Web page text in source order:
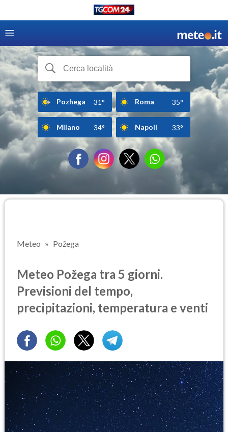
Pozhega 31° Roma 35°
Milano 34° Napoli 33°
Meteo Požega
Meteo Požega tra 5 giorni.
Previsioni del tempo,
precipitazioni, temperatura e venti